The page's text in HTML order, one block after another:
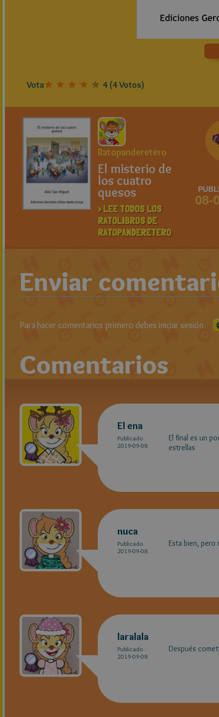
Vota 4 (4Votos)
Ratopanderetero
El misterio de
los cuatro
quesos
> LEE TODOS LOS
RATOLIBROS DE
RATOPANDERETERO
08-
Enviar
Para hacer comentarios primero debes iniciar sesión
Comentarios
El ena
Publicado
2019-09-08
El final es un
estrellas
nuca
Publicado
2019-09-08
Esta bien, pero
laralala
Publicado
2019-09-08
Después